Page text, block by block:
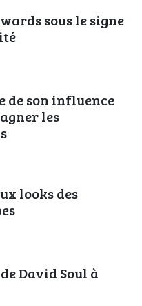
sous le signe
de son influence
les
looks des
David Soul à